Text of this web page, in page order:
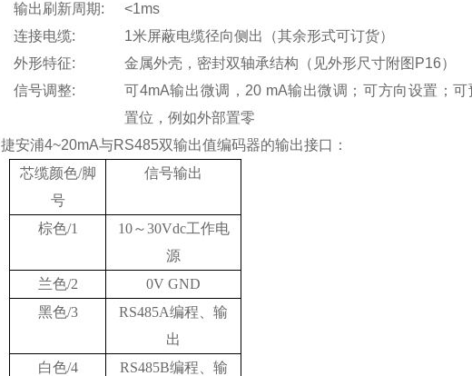
输出刷新周期:
<1ms
连接电缆: 1米屏蔽电缆径向侧出（其余形式可订货）
外形特征: 金属外壳，密封双轴承结构 （见外形尺寸附图 P16）
信号调整: 可4mA输出微调， 20 mA输出微调；可方向设置；可
置位，例如外部置零
捷安浦4~20mA与RS485双输出值编码器的输出接口：
芯缆颜色/脚
号
信号输出
棕色/1 10～30Vdc工作电
源
兰色/2
0V GND
黑色/3 RS485A编程、输
出
白色/4 RS485B编程、输